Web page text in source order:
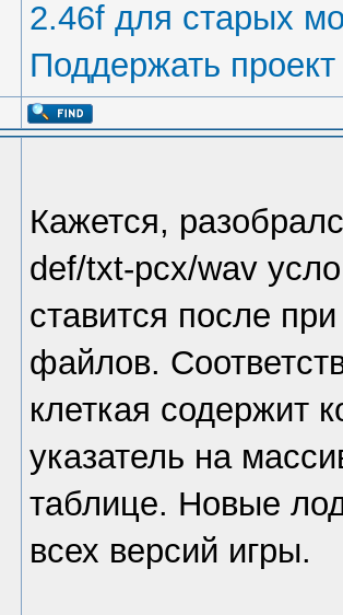
2.46f для старых
Поддержать проект
Кажется,
def/txt-pcx/wav
ставится после
файлов.
клеткая содержит
указатель на
таблице. Новые
всех версий игры.